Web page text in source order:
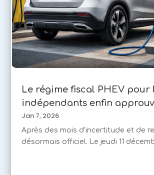
Le régime fiscal PHEV pour
indépendants enfin
Jan 7, 2026
Après des mois d’incertitude et de
désormais officiel. Le jeudi 11